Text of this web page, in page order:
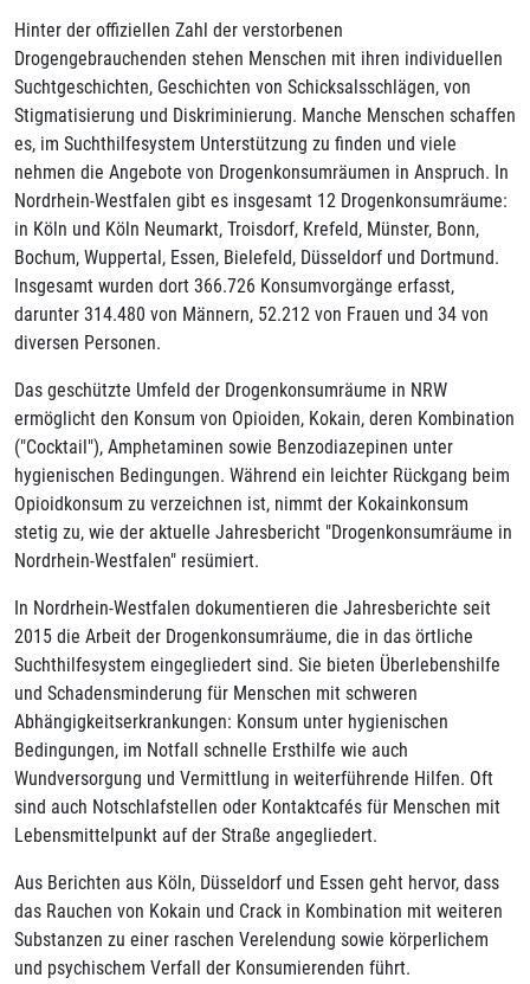
Hinter der offiziellen Zahl der verstorbenen
Drogengebrauchenden stehen Menschen mit ihren individuellen
Suchtgeschichten, Geschichten von Schicksalsschlägen, von
Stigmatisierung und Diskriminierung. Manche Menschen schaffen
es, im Suchthilfesystem Unterstützung zu finden und viele
nehmen die Angebote von Drogenkonsumräumen in Anspruch. In
Nordrhein-Westfalen gibt es insgesamt 12 Drogenkonsumräume:
in Köln und Köln Neumarkt, Troisdorf, Krefeld, Münster, Bonn,
Bochum, Wuppertal, Essen, Bielefeld, Düsseldorf und Dortmund.
Insgesamt wurden dort 366.726 Konsumvorgänge erfasst,
darunter 314.480 von Männern, 52.212 von Frauen und 34 von
diversen Personen.
Das geschützte Umfeld der Drogenkonsumräume in NRW
ermöglicht den Konsum von Opioiden, Kokain, deren Kombination
("Cocktail"), Amphetaminen sowie Benzodiazepinen unter
hygienischen Bedingungen. Während ein leichter Rückgang beim
Opioidkonsum zu verzeichnen ist, nimmt der Kokainkonsum
stetig zu, wie der aktuelle Jahresbericht "Drogenkonsumräume in
Nordrhein-Westfalen" resümiert.
In Nordrhein-Westfalen dokumentieren die Jahresberichte seit
2015 die Arbeit der Drogenkonsumräume, die in das örtliche
Suchthilfesystem eingegliedert sind. Sie bieten Überlebenshilfe
und Schadensminderung für Menschen mit schweren
Abhängigkeitserkrankungen: Konsum unter hygienischen
Bedingungen, im Notfall schnelle Ersthilfe wie auch
Wundversorgung und Vermittlung in weiterführende Hilfen. Oft
sind auch Notschlafstellen oder Kontaktcafés für Menschen mit
Lebensmittelpunkt auf der Straße angegliedert.
Aus Berichten aus Köln, Düsseldorf und Essen geht hervor, dass
das Rauchen von Kokain und Crack in Kombination mit weiteren
Substanzen zu einer raschen Verelendung sowie körperlichem
und psychischem Verfall der Konsumierenden führt.